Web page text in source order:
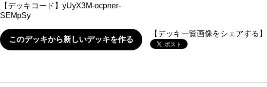
【デッキコード】 yUyX3M-ocpner-
SEMpSy
このデッキから新しいデッキを作る
【デッキ一覧画像をシェアする】